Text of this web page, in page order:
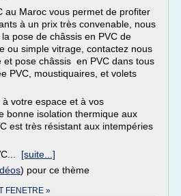
au Maroc vous permet de profiter
à un prix très convenable, nous
pose de châssis en PVC de
ou simple vitrage, contactez nous
et pose châssis en PVC dans tous
PVC, moustiquaires, et volets
votre espace et à vos
bonne isolation thermique aux
est très résistant aux intempéries
[suite...]
) pour ce thème
FENETRE »